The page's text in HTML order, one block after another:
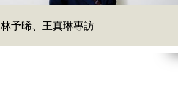
林予晞、王真琳專訪